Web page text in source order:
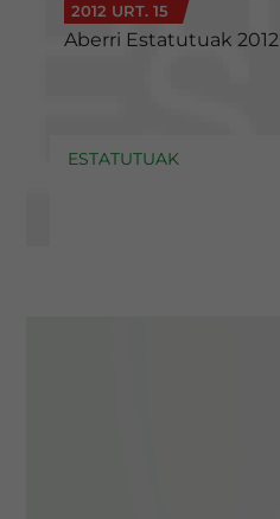
2012 URT. 15
Aberri Estatutuak 2012
ESTATUTUAK